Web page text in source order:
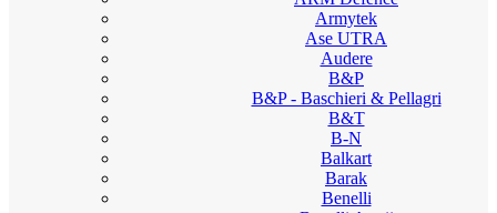
Armytek
Ase UTRA
Audere
B&P
B&P - Baschieri & Pellagri
B&T
B-N
Balkart
Barak
Benelli